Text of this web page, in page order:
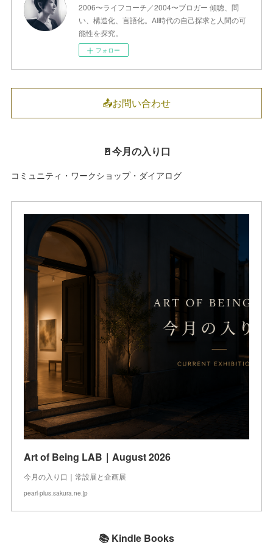
2006〜ライフコーチ／2004〜ブロガー 傾聴、問
い、構造化、言語化。AI時代の自己探求と人間の可
能性を探究。
フォロー
📤お問い合わせ
🚪今月の入り口
コミュニティ・ワークショップ・ダイアログ
Art of Being LAB｜August 2026
今月の入り口｜常設展と企画展
pearl-plus.sakura.ne.jp
📚 Kindle Books